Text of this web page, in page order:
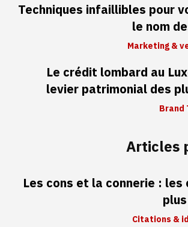
Techniques infaillibles pour
le nom
Marketing &
Le crédit lombard au
levier patrimonial des
Brand
Articles
Les cons et la connerie :
Citations &